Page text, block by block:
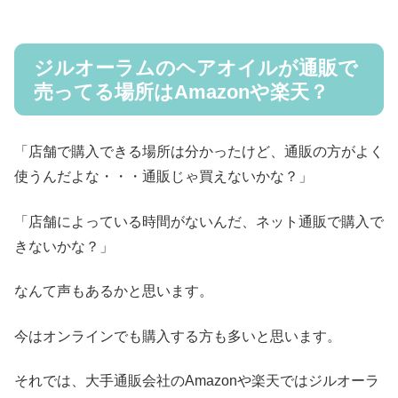
ジルオーラムのヘアオイルが通販で
売ってる場所はAmazonや楽天？
「店舗で購入できる場所は分かったけど、通販の方がよく
使うんだよな・・・通販じゃ買えないかな？」
「店舗によっている時間がないんだ、ネット通販で購入で
きないかな？」
なんて声もあるかと思います。
今はオンラインでも購入する方も多いと思います。
それでは、大手通販会社のAmazonや楽天ではジルオーラ